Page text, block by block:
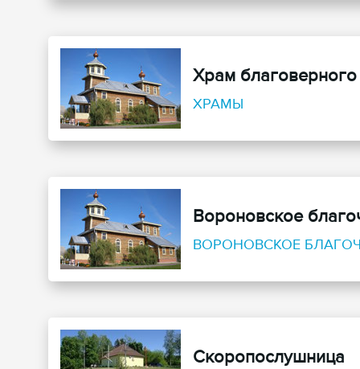
Храм
ХРАМЫ
Вороновское
ВОРОНОВСКОЕ
Скоропослушница